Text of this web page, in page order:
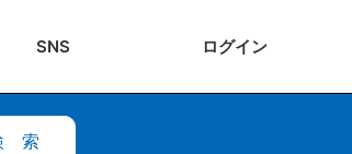
SNS ログイン
検索